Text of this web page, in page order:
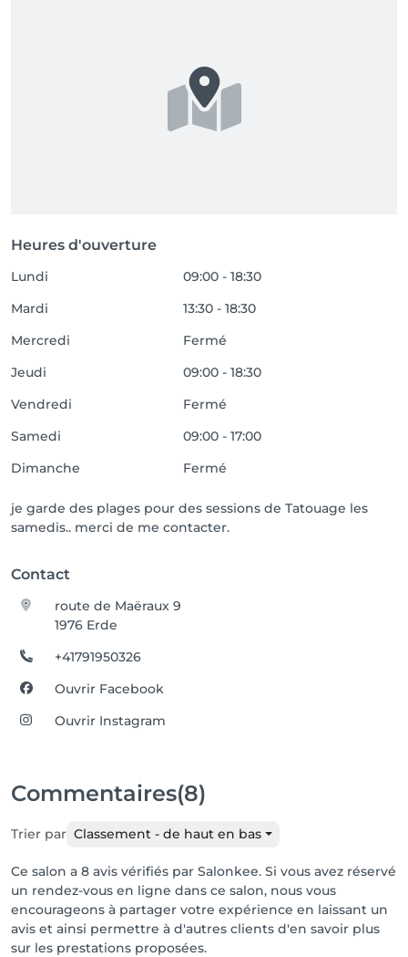
Heures d'ouverture
Lundi
09:00 - 18:30
Mardi
13:30 - 18:30
Mercredi
Fermé
Jeudi
09:00 - 18:30
Vendredi
Fermé
Samedi
09:00 - 17:00
Dimanche
Fermé
je garde des plages pour des sessions de Tatouage les
samedis.. merci de me contacter.
Contact
route de Maëraux 9
1976 Erde
+41791950326
Ouvrir Facebook
Ouvrir Instagram
Commentaires(8)
Trier par Classement - de haut en bas
Ce salon a 8 avis vérifiés par Salonkee. Si vous avez réservé
un rendez-vous en ligne dans ce salon, nous vous
encourageons à partager votre expérience en laissant un
avis et ainsi permettre à d'autres clients d'en savoir plus
sur les prestations proposées.